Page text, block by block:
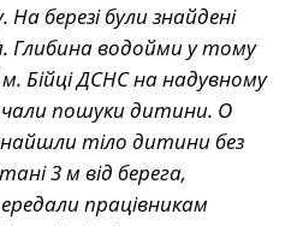
березі були знайдені
Глибина водойми у тому
Бійці ДСНС на надувному
пошуки дитини. О
тіло дитини без
3 м від берега,
працівникам